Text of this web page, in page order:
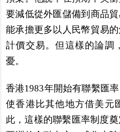
要減低從外匯儲備到商品
能承擔更多以人民幣貿易
計價交易。但這樣的論調
憂。
香港1983年開始有聯繫匯
使香港比其他地方借美元
此，這樣的聯繫匯率制度